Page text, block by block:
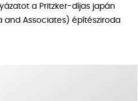
a Pritzker-díjas japán
and Associates) építésziroda